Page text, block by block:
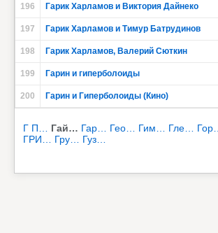
196 Гарик Харламов и Виктория Дайнеко
197 Гарик Харламов и Тимур Батрудинов
198 Гарик Харламов, Валерий Сюткин
199 Гарин и гиперболоиды
200 Гарин и Гиперболоиды (Кино)
Г П… Гай… Гар… Гео… Гим… Гле… Гор…
ГРИ…
Гру… Гуз…